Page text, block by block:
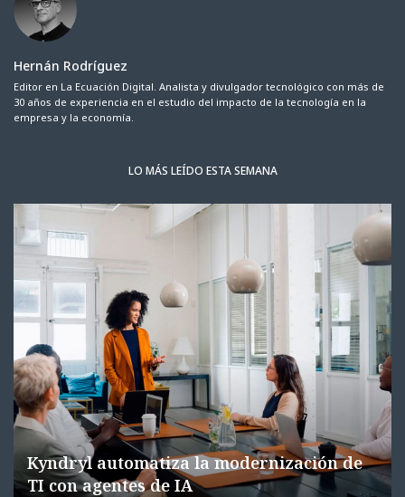
Hernán Rodríguez
Editor en La Ecuación Digital. Analista y divulgador tecnológico con más de
30 años de experiencia en el estudio del impacto de la tecnología en la
empresa y la economía.
LO MÁS LEÍDO ESTA SEMANA
Kyndryl automatiza la modernización de
TI con agentes de IA